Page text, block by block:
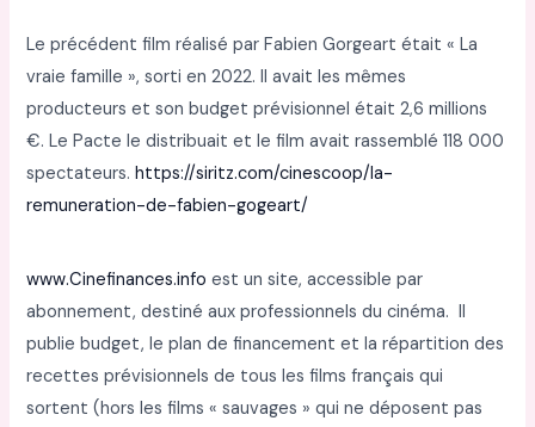
Le précédent film réalisé par Fabien Gorgeart était « La
vraie famille », sorti en 2022. Il avait les mêmes
producteurs et son budget prévisionnel était 2,6 millions
€. Le Pacte le distribuait et le film avait rassemblé 118 000
spectateurs.https://siritz.com/cinescoop/la-
remuneration-de-fabien-gogeart/
www.Cinefinances.info est un site, accessible par
abonnement, destiné aux professionnels du cinéma. Il
publie budget, le plan de financement et la répartition des
recettes prévisionnels de tous les films français qui
sortent (hors les films « sauvages » qui ne déposent pas